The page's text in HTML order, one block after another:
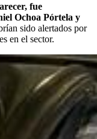
fue
Ochoa Pórtela y
sido alertados por
en el sector.